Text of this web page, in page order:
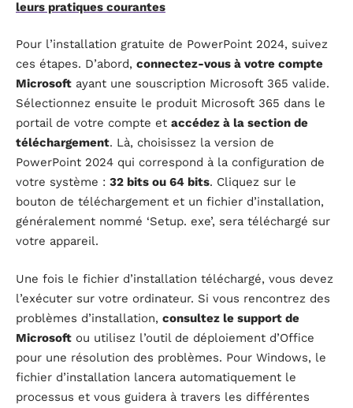
leurs pratiques courantes
Pour l’installation gratuite de PowerPoint 2024, suivez
ces étapes. D’abord, connectez-vous à votre compte
Microsoft ayant une souscription Microsoft 365 valide.
Sélectionnez ensuite le produit Microsoft 365 dans le
portail de votre compte et accédez à la section de
téléchargement. Là, choisissez la version de
PowerPoint 2024 qui correspond à la configuration de
votre système : 32 bits ou 64 bits. Cliquez sur le
bouton de téléchargement et un fichier d’installation,
généralement nommé ‘Setup. exe’, sera téléchargé sur
votre appareil.
Une fois le fichier d’installation téléchargé, vous devez
l’exécuter sur votre ordinateur. Si vous rencontrez des
problèmes d’installation, consultez le support de
Microsoft ou utilisez l’outil de déploiement d’Office
pour une résolution des problèmes. Pour Windows, le
fichier d’installation lancera automatiquement le
processus et vous guidera à travers les différentes